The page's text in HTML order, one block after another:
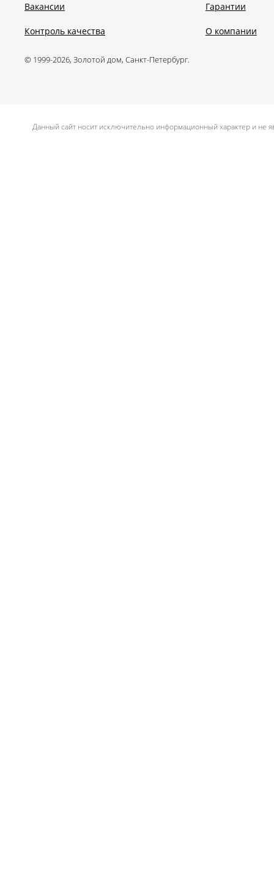
Вакансии
Контроль качества
Гарантии
О компании
© 1999-2026, Золотой дом, Санкт-Петербург.
Данный сайт носит исключительно информационный характер и не